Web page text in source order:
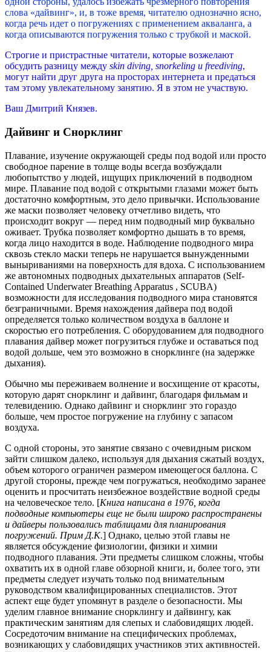
слова «дайвинг», и, в тоже время, читателю однозначно ясно,
когда речь идет о погружениях с применением акваланга, а
когда описываются погружения только с трубкой и маской.
Строгие и пристрастные читатели, которые возжелают
обсудить разницу между skin diving, snorkeling и freediving,
могут найти друг друга на просторах интернета и предаться
там этому увлекательному занятию. Я в этом не участвую.
Ваш Дмитрий Князев.
Дайвинг и Снорклинг
Плавание, изучение окружающей среды под водой или просто
свободное парение в толще воды всегда возбуждали
любопытство у людей, ищущих приключений в подводном
мире. Плавание под водой с открытыми глазами может быть
достаточно комфортным, это дело привычки. Использование
же маски позволяет человеку отчетливо видеть, что
происходит вокруг — перед ним подводный мир буквально
оживает. Трубка позволяет комфортно дышать в то время,
когда лицо находится в воде. Наблюдение подводного мира
сквозь стекло маски теперь не нарушается вынужденными
выныриваниями на поверхность для вдоха. С использованием
же автономных подводных дыхательных аппаратов (Self-
Contained Underwater Breathing Apparatus , SCUBA)
возможности для исследования подводного мира становятся
безграничными. Время нахождения дайвера под водой
определяется только количеством воздуха в баллоне и
скоростью его потребления. С оборудованием для подводного
плавания дайвер может погрузиться глубже и оставаться под
водой дольше, чем это возможно в снорклинге (на задержке
дыхания).
Обычно мы переживаем волнение и восхищение от красоты,
которую дарят снорклинг и дайвинг, благодаря фильмам и
телевидению. Однако дайвинг и снорклинг это гораздо
больше, чем простое погружение на глубину с запасом
воздуха.
С одной стороны, это занятие связано с очевидным риском
зайти слишком далеко, используя для дыхания сжатый воздух,
объем которого ограничен размером имеющегося баллона. С
другой стороны, прежде чем погружаться, необходимо заранее
оценить и просчитать неизбежное воздействие водной среды
на человеческое тело. [Книга написана в 1976, когда
подводные компьютеры еще не были широко распространены
и дайверы пользовались таблицами для планирования
погружений. Прим Д.К.] Однако, целью этой главы не
является обсуждение физиологии, физики и химии
подводного плавания. Эти предметы слишком сложны, чтобы
охватить их в одной главе обзорной книги, и, более того, эти
предметы следует изучать только под внимательным
руководством квалифицированных специалистов. Этот
аспект еще будет упомянут в разделе о безопасности. Мы
уделим главное внимание снорклингу и дайвингу, как
практическим занятиям для слепых и слабовидящих людей.
Сосредоточим внимание на специфических проблемах,
возникающих у слабовидящих участников этих активностей.